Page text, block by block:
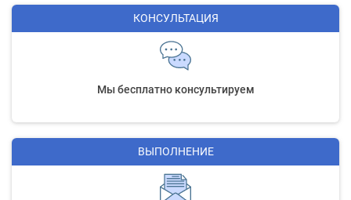
КОНСУЛЬТАЦИЯ
Мы бесплатно консультируем
ВЫПОЛНЕНИЕ